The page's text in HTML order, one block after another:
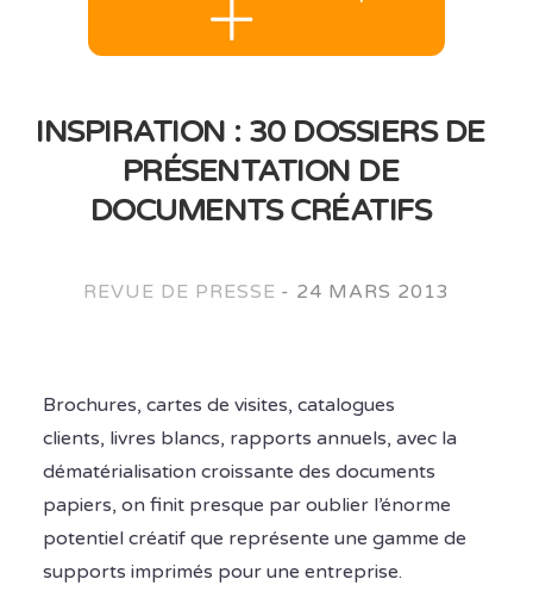
INSPIRATION : 30 DOSSIERS DE
PRÉSENTATION DE
DOCUMENTS CRÉATIFS
REVUE DE PRESSE - 24 MARS 2013
Brochures, cartes de visites, catalogues
clients, livres blancs, rapports annuels, avec la
dématérialisation croissante des documents
papiers, on finit presque par oublier l’énorme
potentiel créatif que représente une gamme de
supports imprimés pour une entreprise.